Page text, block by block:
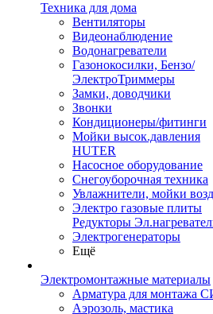
Техника для дома
Вентиляторы
Видеонаблюдение
Водонагреватели
Газонокосилки, Бензо/
ЭлектроТриммеры
Замки, доводчики
Звонки
Кондиционеры/фитинги
Мойки высок.давления
HUTER
Насосное оборудование
Снегоуборочная техника
Увлажнители, мойки
Электро газовые плиты
Редукторы
Электрогенераторы
Ещё
Электромонтажные материалы
Арматура для монтажа
Аэрозоль, мастика